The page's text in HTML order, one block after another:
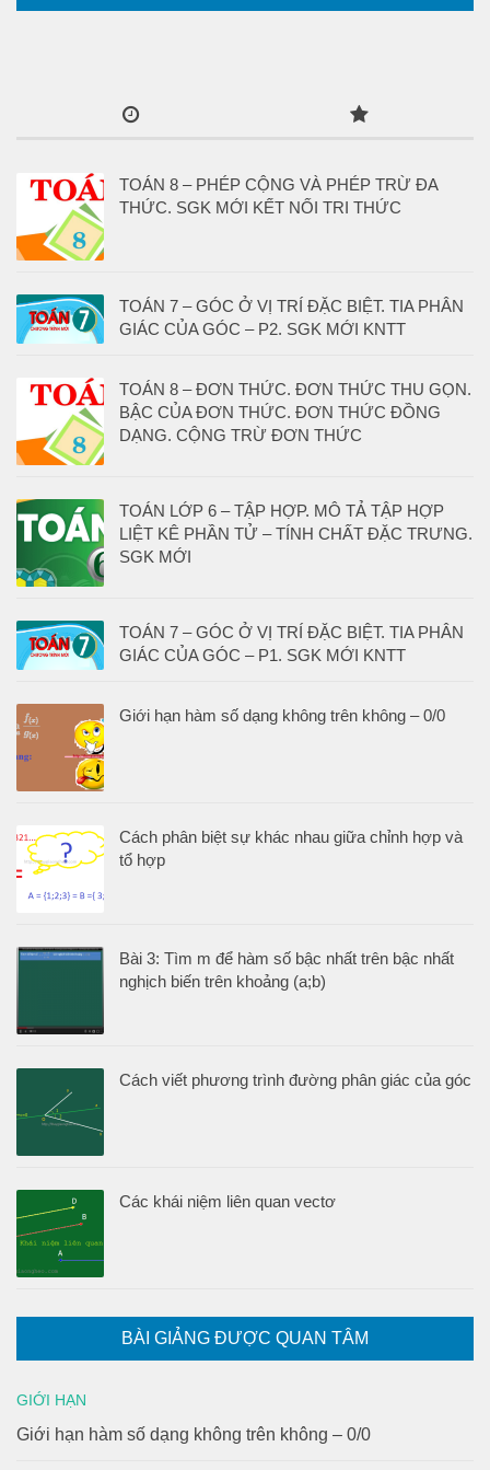
TOÁN 8 – PHÉP CỘNG VÀ PHÉP TRỪ ĐA
THỨC. SGK MỚI KẾT NỐI TRI THỨC
TOÁN 7 – GÓC Ở VỊ TRÍ ĐẶC BIỆT. TIA PHÂN
GIÁC CỦA GÓC – P2. SGK MỚI KNTT
TOÁN 8 – ĐƠN THỨC. ĐƠN THỨC THU GỌN.
BẬC CỦA ĐƠN THỨC. ĐƠN THỨC ĐỒNG
DẠNG. CỘNG TRỪ ĐƠN THỨC
TOÁN LỚP 6 – TẬP HỢP. MÔ TẢ TẬP HỢP
LIỆT KÊ PHẦN TỬ – TÍNH CHẤT ĐẶC TRƯNG.
SGK MỚI
TOÁN 7 – GÓC Ở VỊ TRÍ ĐẶC BIỆT. TIA PHÂN
GIÁC CỦA GÓC – P1. SGK MỚI KNTT
Giới hạn hàm số dạng không trên không – 0/0
Cách phân biệt sự khác nhau giữa chỉnh hợp và
tổ hợp
Bài 3: Tìm m để hàm số bậc nhất trên bậc nhất
nghịch biến trên khoảng (a;b)
Cách viết phương trình đường phân giác của góc
Các khái niệm liên quan vectơ
BÀI GIẢNG ĐƯỢC QUAN TÂM
GIỚI HẠN
Giới hạn hàm số dạng không trên không – 0/0